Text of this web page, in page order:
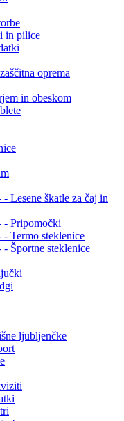
in pilice
oprema
in obeskom
- Lesene škatle za čaj in
- Pripomočki
- Termo steklenice
- Športne steklenice
ljubljenčke